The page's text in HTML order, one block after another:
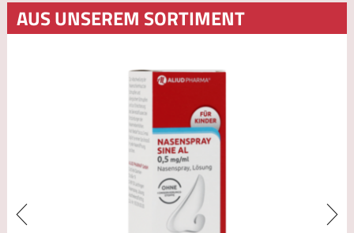
AUS UNSEREM SORTIMENT